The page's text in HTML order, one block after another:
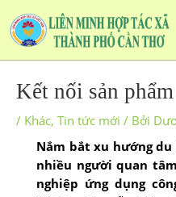
Kết nối sản
/ Khác, Tin tức mới / Bởi
Nắm bắt xu hướng
nhiều người quan
nghiệp ứng dụng